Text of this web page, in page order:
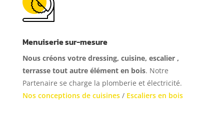
Menuiserie sur-mesure
Nous créons votre dressing, cuisine, escalier ,
terrasse tout autre élément en bois. Notre
Partenaire se charge la plomberie et électricité.
Nos conceptions de cuisines/ Escaliers en bois